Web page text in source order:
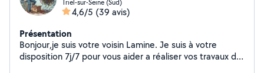
Triel-sur-Seine (Sud)
4,6/5 (39 avis)
Présentation
Bonjour,je suis votre voisin Lamine. Je suis à votre
disposition 7j/7 pour vous aider a réaliser vos travaux de